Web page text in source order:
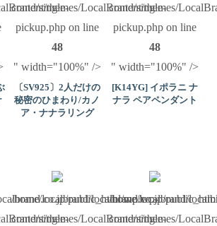
single-
content/themes/LocalBrand/single-
pickup.php on line
48
" width="100%" />
〔SV925〕2人だけの
秘密のひまわり/カノ
ア・ナナラリング
content/themes/
pickup.php on line
48
" width="100%" />
[K14YG] イポラニ ナ
ナラ ペアペンダント
public_html/wp/wp-
single-
/home/localbrand/localbrand.co.jp/
content/themes/LocalBrand/single-
/home/localbrand/
content/themes/